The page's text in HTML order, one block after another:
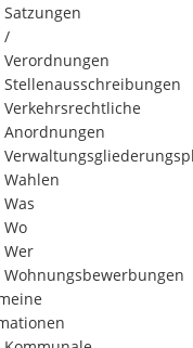
Satzungen
/
Verordnungen
Stellenausschreibungen
Verkehrsrechtliche
Anordnungen
Wahlen
Was
Wo
Wer
Wohnungsbewerbungen